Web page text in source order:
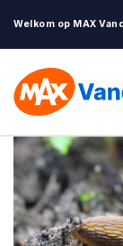
Welkom op MAX